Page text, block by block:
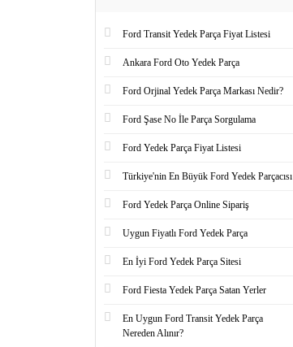
Ford Transit Yedek Parça Fiyat Listesi
Ankara Ford Oto Yedek Parça
Ford Orjinal Yedek Parça Markası Nedir?
Ford Şase No İle Parça Sorgulama
Ford Yedek Parça Fiyat Listesi
Türkiye'nin En Büyük Ford Yedek Parçacısı
Ford Yedek Parça Online Sipariş
Uygun Fiyatlı Ford Yedek Parça
En İyi Ford Yedek Parça Sitesi
Ford Fiesta Yedek Parça Satan Yerler
En Uygun Ford Transit Yedek Parça
Nereden Alınır?